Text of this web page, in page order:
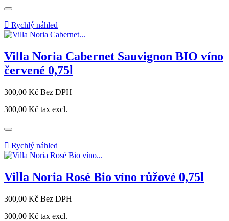
 Rychlý náhled
Villa Noria Cabernet Sauvignon BIO víno
červené 0,75l
Cena
300,00 Kč Bez DPH
300,00 Kč tax excl.
 Rychlý náhled
Villa Noria Rosé Bio víno růžové 0,75l
Cena
300,00 Kč Bez DPH
300,00 Kč tax excl.